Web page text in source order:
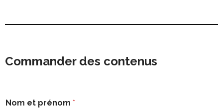
Commander des contenus
Nom et prénom *